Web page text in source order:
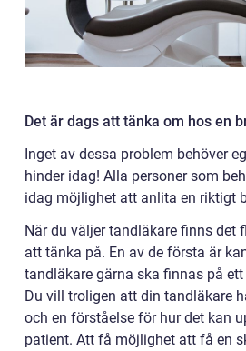
Det är dags att tänka om hos en
Inget av dessa problem behöver
hinder idag! Alla personer som
idag möjlighet att anlita en riktigt
När du väljer tandläkare finns det
att tänka på. En av de första är
tandläkare gärna ska finnas på
Du vill troligen att din tandläkare
och en förståelse för hur det kan
patient. Att få möjlighet att få en